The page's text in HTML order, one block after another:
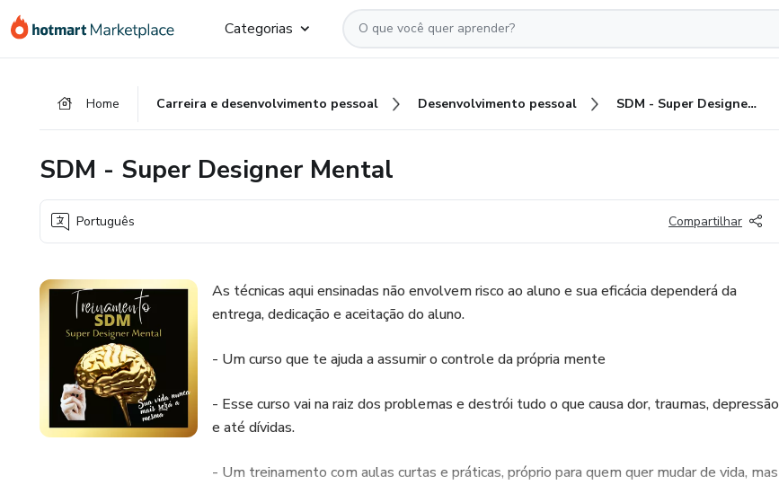
para
para
para
Categorias
Home Carreira e desenvolvimento pessoal Desenvolvimento pessoal SDM - Super Designer Mental
SDM - Super Designer Mental
Português Compartilhar
As técnicas aqui ensinadas não envolvem risco ao aluno e sua eficácia dependerá da
entrega, dedicação e aceitação do aluno.
- Um curso que te ajuda a assumir o controle da própria mente
- Esse curso vai na raiz dos problemas e destrói tudo o que causa dor, traumas, depressão
e até dívidas.
- Um treinamento com aulas curtas e práticas, próprio para quem quer mudar de vida, mas